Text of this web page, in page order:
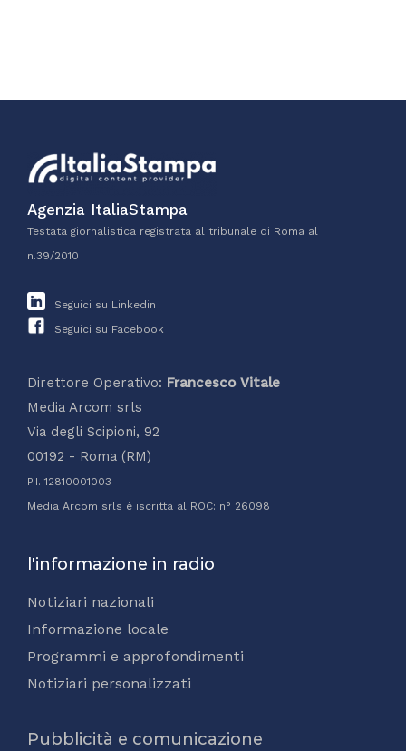
Agenzia ItaliaStampa
Testata giornalistica registrata al tribunale di Roma al
n.39/2010
Seguici su Linkedin
Seguici su Facebook
Direttore Operativo: Francesco Vitale
Media Arcom srls
Via degli Scipioni, 92
00192 - Roma (RM)
P.I. 12810001003
Media Arcom srls è iscritta al ROC: n° 26098
l'informazione in radio
Notiziari nazionali
Informazione locale
Programmi e approfondimenti
Notiziari personalizzati
Pubblicità e comunicazione